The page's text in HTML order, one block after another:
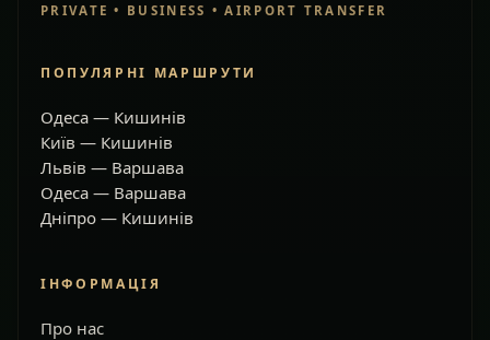
PRIVATE • BUSINESS • AIRPORT TRANSFER
ПОПУЛЯРНІ МАРШРУТИ
Одеса — Кишинів
Київ — Кишинів
Львів — Варшава
Одеса — Варшава
Дніпро — Кишинів
ІНФОРМАЦІЯ
Про нас